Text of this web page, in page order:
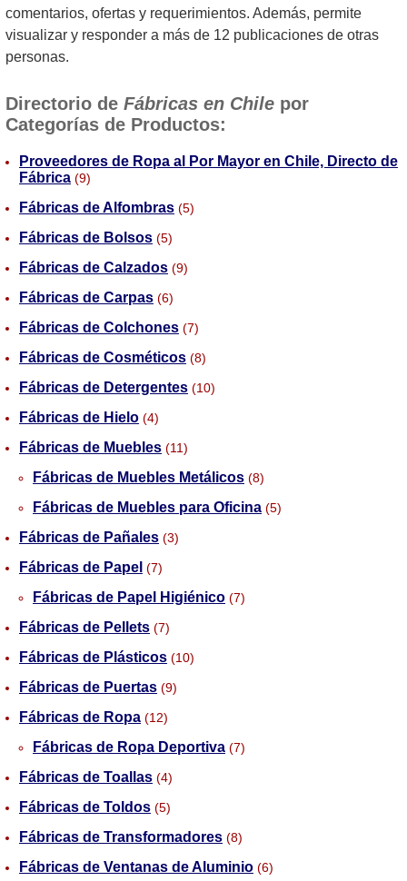
comentarios, ofertas y requerimientos. Además, permite
visualizar y responder a más de 12 publicaciones de otras
personas.
Directorio de Fábricas en Chile por
Categorías de Productos:
Proveedores de Ropa al Por Mayor en Chile, Directo de
Fábrica (9)
Fábricas de Alfombras (5)
Fábricas de Bolsos (5)
Fábricas de Calzados (9)
Fábricas de Carpas (6)
Fábricas de Colchones (7)
Fábricas de Cosméticos (8)
Fábricas de Detergentes (10)
Fábricas de Hielo (4)
Fábricas de Muebles (11)
Fábricas de Muebles Metálicos (8)
Fábricas de Muebles para Oficina (5)
Fábricas de Pañales (3)
Fábricas de Papel (7)
Fábricas de Papel Higiénico (7)
Fábricas de Pellets (7)
Fábricas de Plásticos (10)
Fábricas de Puertas (9)
Fábricas de Ropa (12)
Fábricas de Ropa Deportiva (7)
Fábricas de Toallas (4)
Fábricas de Toldos (5)
Fábricas de Transformadores (8)
Fábricas de Ventanas de Aluminio (6)